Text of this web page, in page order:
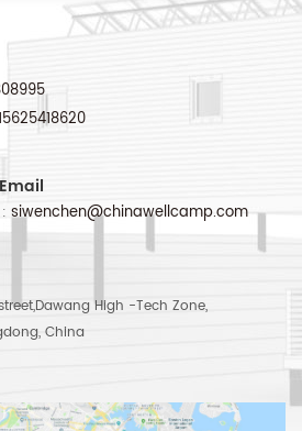
siwenchen@chinawellcamp.com
High -Tech Zone,
China